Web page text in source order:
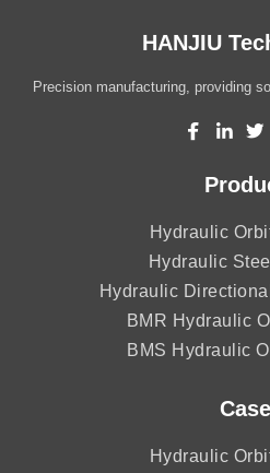
HANJIU
Precision manufacturing, providing
Hydraulic
Hydraulic
Hydraulic
BMR Hydraulic
BMS Hydraulic
Case
Hydraulic